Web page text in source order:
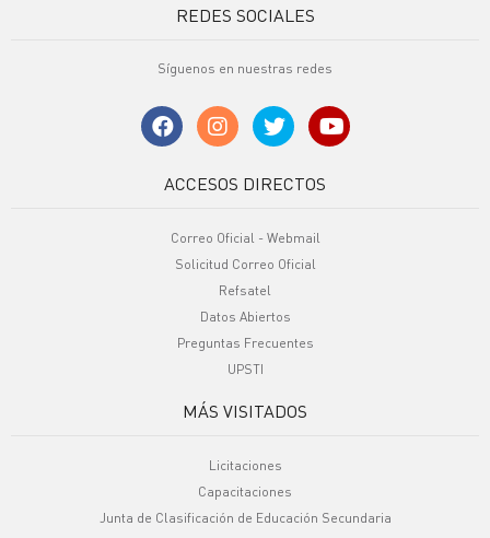
REDES SOCIALES
Síguenos en nuestras redes
ACCESOS DIRECTOS
Correo Oficial - Webmail
Solicitud Correo Oficial
Refsatel
Datos Abiertos
Preguntas Frecuentes
UPSTI
MÁS VISITADOS
Licitaciones
Capacitaciones
Junta de Clasificación de Educación Secundaria